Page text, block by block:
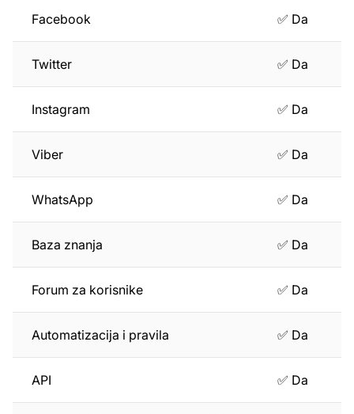
Facebook ✅ Da
Twitter ✅ Da
Instagram ✅ Da
Viber ✅ Da
WhatsApp ✅ Da
Baza znanja ✅ Da
Forum za korisnike ✅ Da
Automatizacija i pravila ✅ Da
API ✅ Da